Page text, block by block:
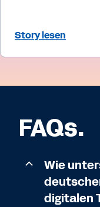
Story lesen
FAQs.
Wie
digitalen